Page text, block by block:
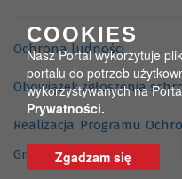
COOKIES
Nasz Portal wykorzytuje
portalu do potrzeb
wykorzystywanych na
Prywatności.
Zgadzam się
Ochrona ludności
Obowiązek zgłoszenia
Realizacja Programu
Gminie Maciejowice